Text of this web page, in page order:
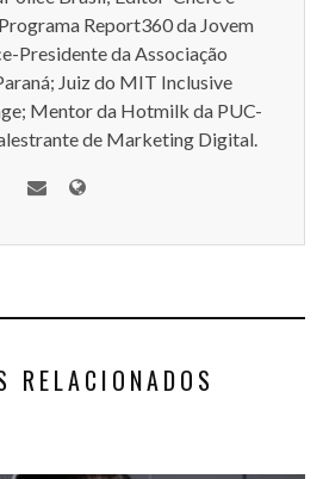
Report360 da Jovem
Presidente da Associação
Juiz do MIT Inclusive
Mentor da Hotmilk da PUC-
de Marketing Digital.
RELACIONADOS